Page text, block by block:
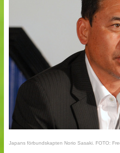
Till klubbkassan
Split vision
Japans förbundskapten Norio Sasaki. FOTO: